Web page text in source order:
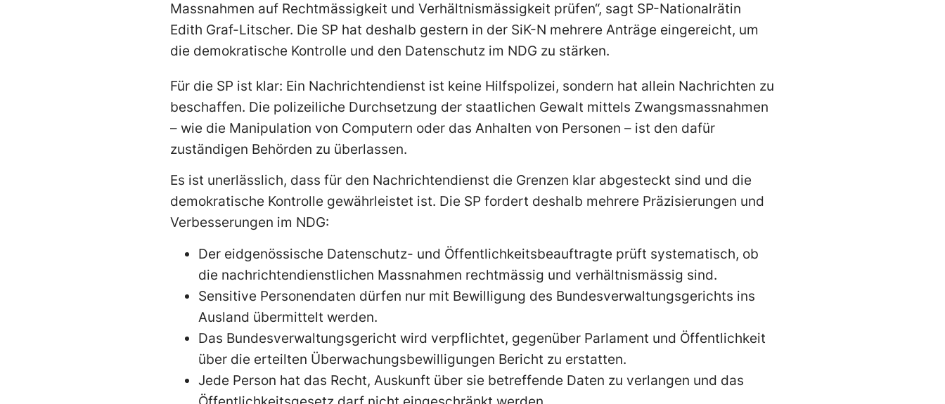
Massnahmen auf Rechtmässigkeit und Verhältnismässigkeit prüfen“, sagt SP-Nationalrätin
Edith Graf-Litscher. Die SP hat deshalb gestern in der SiK-N mehrere Anträge eingereicht, um
die demokratische Kontrolle und den Datenschutz im NDG zu stärken.
Für die SP ist klar: Ein Nachrichtendienst ist keine Hilfspolizei, sondern hat allein Nachrichten zu
beschaffen. Die polizeiliche Durchsetzung der staatlichen Gewalt mittels Zwangsmassnahmen
– wie die Manipulation von Computern oder das Anhalten von Personen – ist den dafür
zuständigen Behörden zu überlassen.
Es ist unerlässlich, dass für den Nachrichtendienst die Grenzen klar abgesteckt sind und die
demokratische Kontrolle gewährleistet ist. Die SP fordert deshalb mehrere Präzisierungen und
Verbesserungen im NDG:
Der eidgenössische Datenschutz- und Öffentlichkeitsbeauftragte prüft systematisch, ob
die nachrichtendienstlichen Massnahmen rechtmässig und verhältnismässig sind.
Sensitive Personendaten dürfen nur mit Bewilligung des Bundesverwaltungsgerichts ins
Ausland übermittelt werden.
Das Bundesverwaltungsgericht wird verpflichtet, gegenüber Parlament und Öffentlichkeit
über die erteilten Überwachungsbewilligungen Bericht zu erstatten.
Jede Person hat das Recht, Auskunft über sie betreffende Daten zu verlangen und das